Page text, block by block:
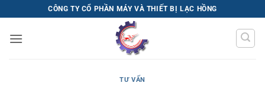
qua
nội
CÔNG TY CỔ PHẦN MÁY VÀ THIẾT BỊ LẠC HỒNG
TƯ VẤN